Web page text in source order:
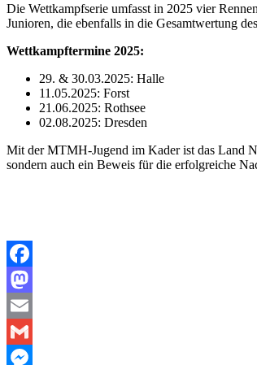
Die Wettkampfserie umfasst in 2025 vier
Junioren, die ebenfalls in die Gesamtwertung
Wettkampftermine 2025:
29. & 30.03.2025: Halle
11.05.2025: Forst
21.06.2025: Rothsee
02.08.2025: Dresden
Mit der MTMH-Jugend im Kader ist das Land
sondern auch ein Beweis für die erfolgreiche
Facebook
Mastodon
Email
Gmail